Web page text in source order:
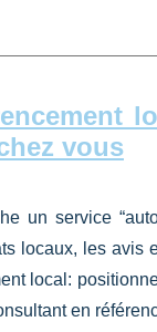
vous
un service
locaux, les avis
local:
en